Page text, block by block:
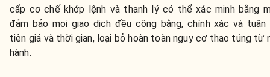
cấp cơ chế khớp lệnh và thanh lý có thể xác minh bằng
đảm bảo mọi giao dịch đều công bằng, chính xác và
tiên giá và thời gian, loại bỏ hoàn toàn nguy cơ thao túng từ
hành.